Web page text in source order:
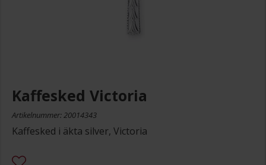
Kaffesked Victoria
Artikelnummer: 20014343
Kaffesked i äkta silver, Victoria